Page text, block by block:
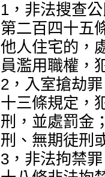
1，非法搜查
第二百四十五
他人住宅的，
員濫用職權，
2，入室搶劫
十三條規定，
刑，並處罰金
刑、無期徒刑
3，非法拘禁